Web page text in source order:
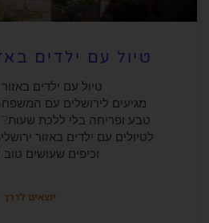
טיול עם ילדים
טיול עם ילדים
מגיעים לירושלים עם
טבע ופריחה בלי ללכת
לטיולים עם ילדים באזור
וכיפים שעושים
יוצאים לדרך